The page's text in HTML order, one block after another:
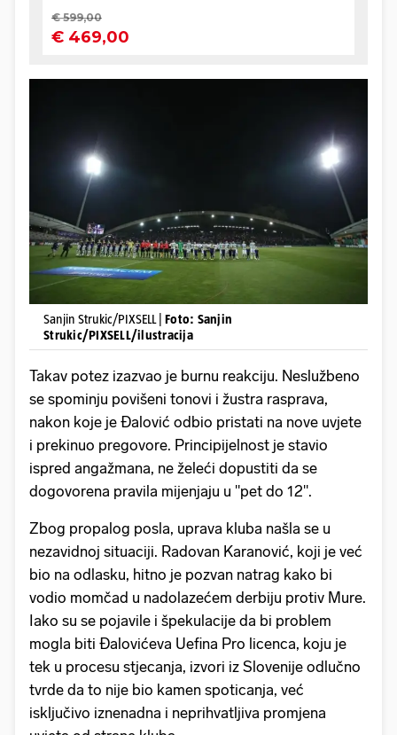
Sanjin Strukic/PIXSELL | Foto: Sanjin
Strukic/PIXSELL/ilustracija
Takav potez izazvao je burnu reakciju. Neslužbeno
se spominju povišeni tonovi i žustra rasprava,
nakon koje je Đalović odbio pristati na nove uvjete
i prekinuo pregovore. Principijelnost je stavio
ispred angažmana, ne želeći dopustiti da se
dogovorena pravila mijenjaju u "pet do 12".
Zbog propalog posla, uprava kluba našla se u
nezavidnoj situaciji. Radovan Karanović, koji je već
bio na odlasku, hitno je pozvan natrag kako bi
vodio momčad u nadolazećem derbiju protiv Mure.
Iako su se pojavile i špekulacije da bi problem
mogla biti Đalovićeva Uefina Pro licenca, koju je
tek u procesu stjecanja, izvori iz Slovenije odlučno
tvrde da to nije bio kamen spoticanja, već
isključivo iznenadna i neprihvatljiva promjena